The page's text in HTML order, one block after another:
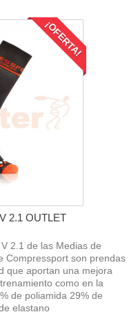
¡OFERTA!
2.1 OUTLET
2.1 de las Medias de
Compressport son prendas
que aportan una mejora
como en la
de poliamida 29% de
elastano